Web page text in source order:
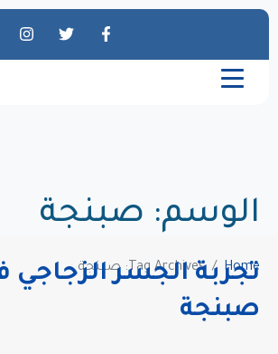
الوسم: صبنجة
Home Tag Archives: صبنجة
تجربة الجسر الزجاجي
صبنجة